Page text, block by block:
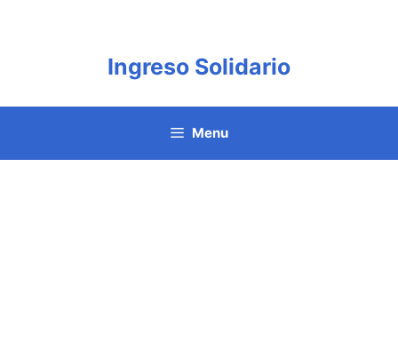
Ingreso Solidario
Menu